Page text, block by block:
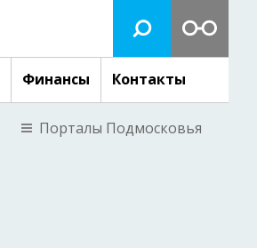
Финансы Контакты
Порталы Подмосковья